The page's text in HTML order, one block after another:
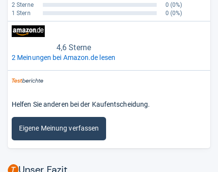
2 Sterne
0 (0%)
1 Stern
0 (0%)
4,6 Sterne
2 Meinungen bei Amazon.de lesen
Helfen Sie anderen bei der Kaufentscheidung.
Eigene Meinung verfassen
Unser Fazit